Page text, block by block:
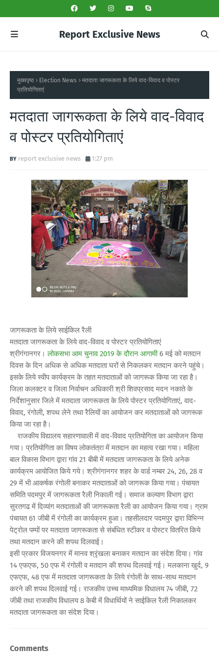
Report Exclusive News
मुख्यपृष्ठ Election News
मतदाता जागरूकता के लिये वाद-विवाद व पोस्टर
प्रतियोगिताएं
मतदाता जागरूकता के लिये वाद-विवाद
व पोस्टर प्रतियोगिताएं
report exclusive news 1:27 pm
जागरूकता के लिये साईकिल रैली
मतदाता जागरूकता के लिये वाद-विवाद व पोस्टर प्रतियोगिताएं
श्रीगंगानगर । लोकसभा आम चुनाव 2019 के दौरान आगामी6 मई को मतदान
दिवस के दिन अधिक से अधिक मतदाता घरों से निकलकर मतदान करने पहुंचे।
इसके लिये स्वीप कार्यक्रम के तहत मतदाताओं को जागरूक किया जा रहा है।
जिला कलक्टर व जिला निर्वाचन अधिकारी श्री शिवप्रसाद मदन नकाते के
निर्देशानुसार जिले में मतदाता जागरूकता के लिये पोस्टर प्रतियोगिताएं, वाद-
विवाद, रंगोली, शपथ लेने तथा रैलियों का आयोजन कर मतदाताओं को जागरूक
किया जा रहा है।
राजकीय विद्यालय सहारणावाली में वाद-विवाद प्रतियोगिता का आयोजन किया
गया। प्रतियोगिता का विषय लोकतंत्रा में मतदान का महत्व रखा गया। महिला
बाल विकास विभाग द्वारा गांव 21 बीबी में मतदाता जागरूकता के लिये अनेक
कार्यक्रम आयोजित किये गये। श्रीगंगानगर शहर के वार्ड नम्बर 24, 26, 28 व
29 में भी आकर्षक रंगोली बनाकर मतदाताओं को जागरूक किया गया। पंचायत
समिति पदमपुर में जागरूकता रैली निकाली गई। समाज कल्याण विभाग द्वारा
सुरतगढ में दिव्यांग मतदाताओं की जागरूकता रैली का आयोजन किया गया। ग्राम
पंचायत 61 जीबी में रंगोली का कार्यक्रम हुआ। तहसीलदार पदमपुर द्वारा विभिन्न
पेट्रोल पम्पों पर मतदाता जागरूकता से संबंधित स्टीकर व पोस्टर वितरित किये
तथा मतदान करने की शपथ दिलवाई।
इसी प्रकार विजयनगर में मानव श्रृंखला बनाकर मतदान का संदेश दिया। गांव
14 एफएफ, 50 एफ में रंगोली व मतदान की शपथ दिलवाई गई। मलकाना खुर्द, 9
एफएफ, 48 एफ में मतदाता जागरूकता के लिये रंगोली के साथ-साथ मतदान
करने की शपथ दिलवाई गई। राजकीय उच्च माध्यमिक विधालय 74 जीबी, 72
जीबी तथा राजकीय विधालय 8 केबी में विधार्थियों ने साईकिल रैली निकालकर
मतदाता जागरूकता का संदेश दिया।
Comments